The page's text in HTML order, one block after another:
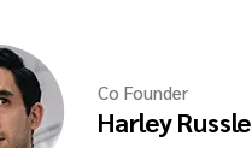
Co Founder
Harley Russle